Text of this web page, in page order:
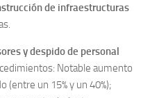
de infraestructuras
y despido de personal
Notable aumento
(entre un 15% y un 40%);